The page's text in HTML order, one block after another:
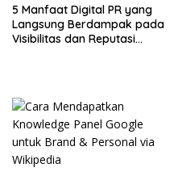
5 Manfaat Digital PR yang
Langsung Berdampak pada
Visibilitas dan Reputasi